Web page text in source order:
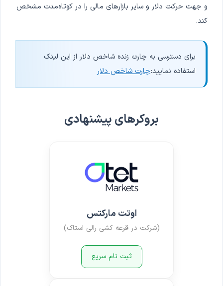
و جهت حرکت دلار و سایر بازارهای مالی را در کوتاه‌مدت مشخص
کند.
برای دسترسی به چارت زنده شاخص دلار از این لینک
استفاده نمایید:چارت شاخص دلار
بروکرهای پیشنهادی
اوتت مارکتس
(شرکت در قرعه کشی رالی استاک)
ثبت نام سریع